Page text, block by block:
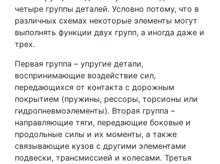
четыре группы деталей. Условно потому, что в
различных схемах некоторые элементы могут
выполнять функции двух групп, а иногда даже и
трех.
Первая группа – упругие детали,
воспринимающие воздействие сил,
передающихся от контакта с дорожным
покрытием (пружины, рессоры, торсионы или
гидропневмоэлементы). Вторая группа –
направляющие тяги, передающие боковые и
продольные силы и их моменты, а также
связывающие кузов с другими элементами
подвески, трансмиссией и колесами. Третья